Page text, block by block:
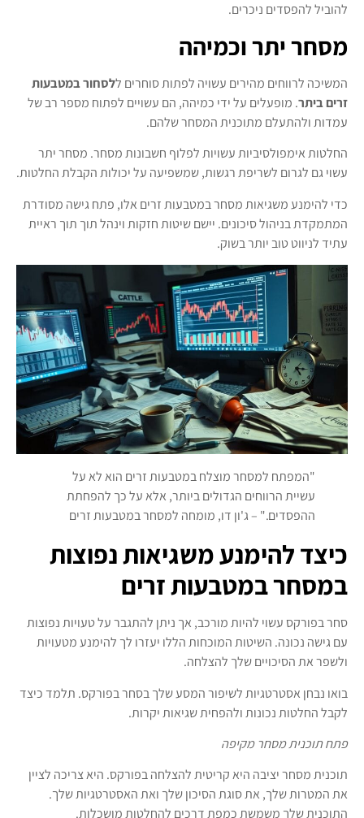
להוביל להפסדים ניכרים.
מסחר יתר וכמיהה
המשיכה לרווחים מהירים עשויה לפתות סוחרים ללסחור במטבעות
זרים ביתר. מופעלים על ידי כמיהה, הם עשויים לפתוח מספר רב של
עמדות ולהתעלם מתוכנית המסחר שלהם.
החלטות אימפולסיביות עשויות לפלוף חשבונות מסחר. מסחר יתר
עשוי גם לגרום לשריפת רגשות, שמשפיעה על יכולות הקבלת החלטות.
כדי להימנע משגיאות מסחר במטבעות זרים אלו, פתח גישה מסודרת
המתמקדת בניהול סיכונים. יישם שיטות חזקות וינהל תוך תוך ראיית
עתיד לניווט טוב יותר בשוק.
"המפתח למסחר מוצלח במטבעות זרים הוא לא על
עשיית הרווחים הגדולים ביותר, אלא על כך להפחתת
ההפסדים." – ג'ון דו, מומחה למסחר במטבעות זרים
כיצד להימנע משגיאות נפוצות
במסחר במטבעות זרים
סחר בפורקס עשוי להיות מורכב, אך ניתן להתגבר על טעויות נפוצות
עם גישה נכונה. השיטות המוכחות הללו יעזרו לך להימנע מטעויות
ולשפר את הסיכויים שלך להצלחה.
בואו נבחן אסטרטגיות לשיפור המסע שלך בסחר בפורקס. תלמד כיצד
לקבל החלטות נכונות ולהפחית שגיאות יקרות.
פתח תוכנית מסחר מקיפה
תוכנית מסחר יציבה היא קריטית להצלחה בפורקס. היא צריכה לציין
את המטרות שלך, את סוגת הסיכון שלך ואת האסטרטגיות שלך.
התוכנית שלך משמשת כמפת דרכים להחלטות מושכלות.